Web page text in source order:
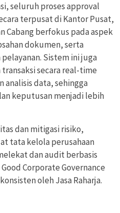
seluruh proses approval
terpusat di Kantor Pusat,
Cabang berfokus pada aspek
dokumen, serta
Sistem ini juga
secara real-time
analisis data, sehingga
keputusan menjadi lebih
dan mitigasi risiko,
tata kelola perusahaan
dan audit berbasis
Corporate Governance
oleh Jasa Raharja.